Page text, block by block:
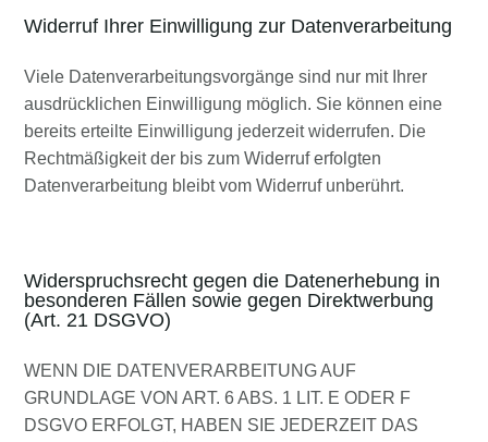
Widerruf Ihrer Einwilligung zur Datenverarbeitung
Viele Datenverarbeitungsvorgänge sind nur mit Ihrer
ausdrücklichen Einwilligung möglich. Sie können eine
bereits erteilte Einwilligung jederzeit widerrufen. Die
Rechtmäßigkeit der bis zum Widerruf erfolgten
Datenverarbeitung bleibt vom Widerruf unberührt.
Widerspruchsrecht gegen die Datenerhebung in
besonderen Fällen sowie gegen Direktwerbung
(Art. 21 DSGVO)
WENN DIE DATENVERARBEITUNG AUF
GRUNDLAGE VON ART. 6 ABS. 1 LIT. E ODER F
DSGVO ERFOLGT, HABEN SIE JEDERZEIT DAS